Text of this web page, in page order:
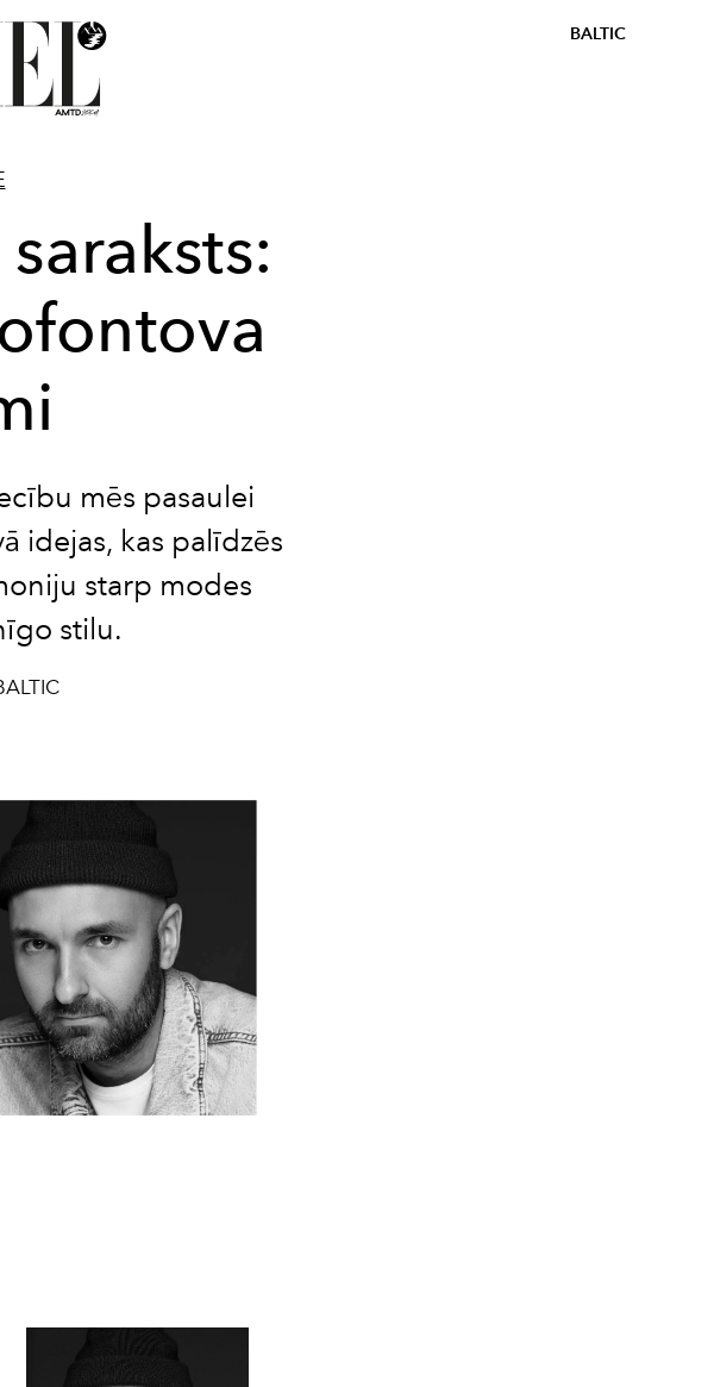
BALTIC
mēs pasaulei
idejas, kas palīdzēs
starp modes
stilu.